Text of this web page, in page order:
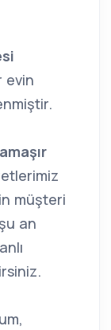
evin
müşteri
an